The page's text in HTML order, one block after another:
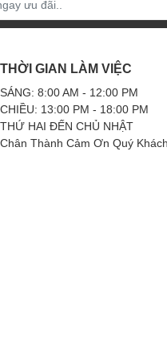
hệ thống máy ảnh,
cảm biến hoặc phim. Chất
THỜI GIAN LÀM VIỆC
SÁNG: 8:00 AM - 12:00 PM
CHIỀU: 13:00 PM - 18:00 PM
THỨ HAI ĐẾN CHỦ NHẬT
Chân Thành Cảm Ơn Quý